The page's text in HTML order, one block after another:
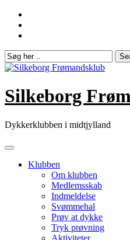
Skip
content
Silkeborg
Dykkerklubben i midtjylland
Klubben
Om klubben
Medlemsskab
Indmeldelse
Svømmehal
Prøv at dykke
Tryk prøvning
Aktiviteter